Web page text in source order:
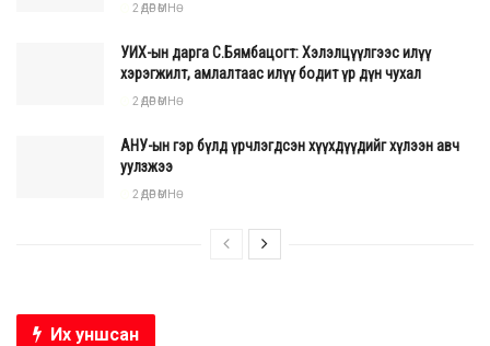
2 ӨДӨР ӨМНӨ
УИХ-ын дарга С.Бямбацогт: Хэлэлцүүлгээс илүү
хэрэгжилт, амлалтаас илүү бодит үр дүн чухал
2 ӨДӨР ӨМНӨ
АНУ-ын гэр бүлд үрчлэгдсэн хүүхдүүдийг хүлээн авч
уулзжээ
2 ӨДӨР ӨМНӨ
Их уншсан